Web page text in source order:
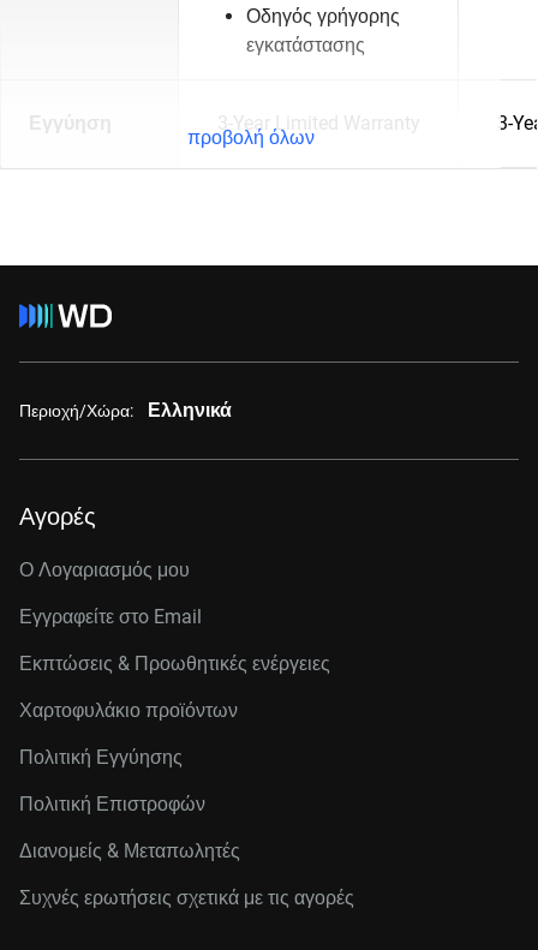
Οδηγός γρήγορης
εγκατάστασης
Εγγύηση 3-Year Limited Warranty 3-
προβολή όλων
Περιοχή/Χώρα: Ελληνικά
Αγορές
Ο Λογαριασμός μου
Εγγραφείτε στo Email
Εκπτώσεις & Προωθητικές ενέργειες
Χαρτοφυλάκιο προϊόντων
Πολιτική Εγγύησης
Πολιτική Επιστροφών
Διανομείς & Μεταπωλητές
Συχνές ερωτήσεις σχετικά με τις αγορές